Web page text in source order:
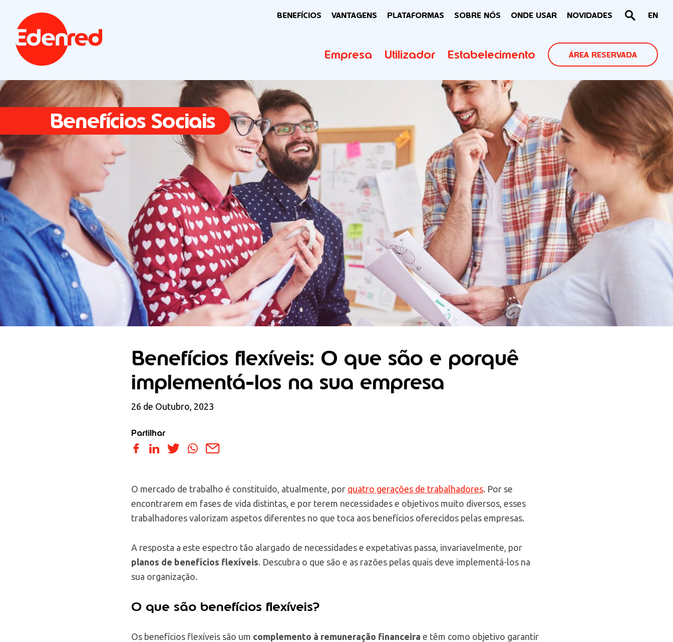
BENEFÍCIOS VANTAGENS PLATAFORMAS SOBRE NÓS ONDE USAR NOVIDADES EN
Empresa Utilizador Estabelecimento ÁREA RESERVADA
Benefícios Sociais
Benefícios flexíveis: O que são e porquê
implementá-los na sua empresa
26 de Outubro, 2023
Partilhar
O mercado de trabalho é constituído, atualmente, por quatro gerações de trabalhadores. Por se
encontrarem em fases de vida distintas, e por terem necessidades e objetivos muito diversos, esses
trabalhadores valorizam aspetos diferentes no que toca aos benefícios oferecidos pelas empresas.
A resposta a este espectro tão alargado de necessidades e expetativas passa, invariavelmente, por
planos de benefícios flexíveis. Descubra o que são e as razões pelas quais deve implementá-los na
sua organização.
O que são benefícios flexíveis?
Os benefícios flexíveis são um complemento à remuneração financeira e têm como objetivo garantir